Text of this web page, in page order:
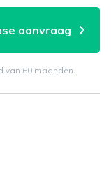
aanvraag
van 60 maanden.